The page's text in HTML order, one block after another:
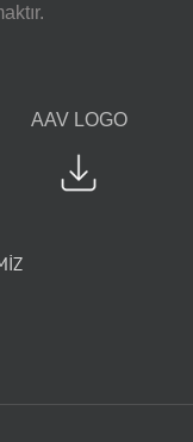
AAV LOGO